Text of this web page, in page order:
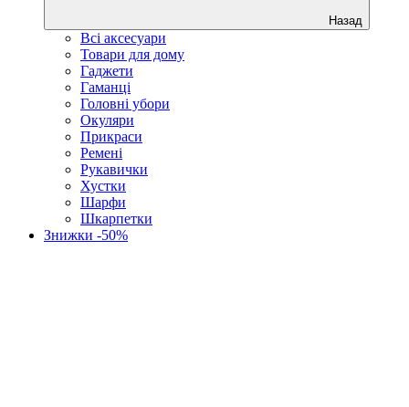
Назад
Всі аксесуари
Товари для дому
Гаджети
Гаманці
Головні убори
Окуляри
Прикраси
Ремені
Рукавички
Хустки
Шарфи
Шкарпетки
Знижки -50%